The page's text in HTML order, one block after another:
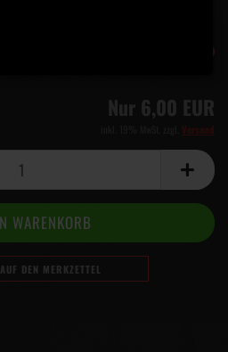
Nur 6,00 EUR
Versand
AUF DEN MERKZETTEL